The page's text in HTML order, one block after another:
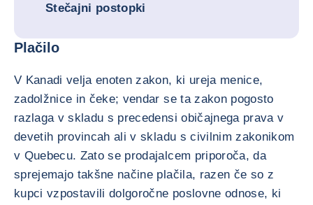
Stečajni postopki
Plačilo
V Kanadi velja enoten zakon, ki ureja menice,
zadolžnice in čeke; vendar se ta zakon pogosto
razlaga v skladu s precedensi običajnega prava v
devetih provincah ali v skladu s civilnim zakonikom
v Quebecu. Zato se prodajalcem priporoča, da
sprejemajo takšne načine plačila, razen če so z
kupci vzpostavili dolgoročne poslovne odnose, ki